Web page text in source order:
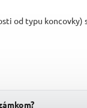
od typu koncovky)